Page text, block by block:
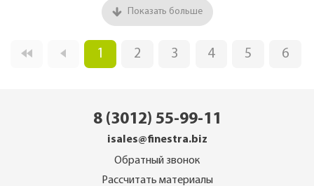
Показать больше
1 2 3 4 5 6
8 (3012) 55-99-11
isales@finestra.biz
Обратный звонок
Рассчитать материалы